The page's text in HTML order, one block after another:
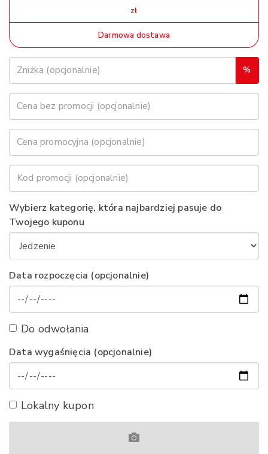
zł
Darmowa dostawa
%
Wybierz kategorię, która najbardziej pasuje do
Twojego kuponu
Data rozpoczęcia (opcjonalnie)
Do odwołania
Data wygaśnięcia (opcjonalnie)
Lokalny kupon